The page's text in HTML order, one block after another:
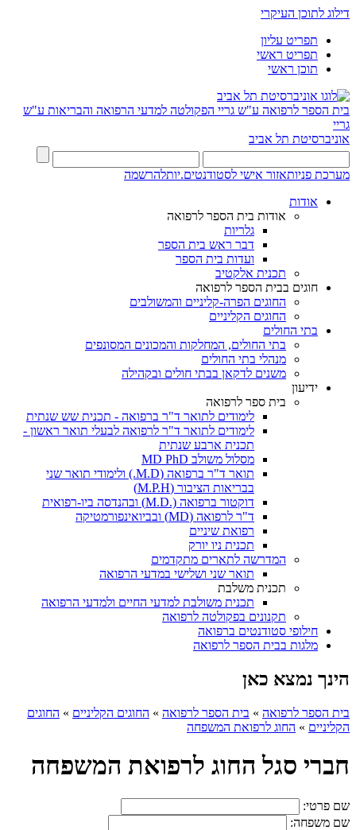
דילוג לתוכן העיקרי
תפריט עליון
תפריט ראשי
תוכן ראשי
בית הספר לרפואה ע"ש גריי הפקולטה למדעי הרפואה והבריאות ע"ש
גריי
אוניברסיטת תל אביב
מערכת פניותאזור אישי לסטודנטים.יותלהרשמה
אודות
אודות בית הספר לרפואה
גלריות
דבר ראש בית הספר
ועדות בית הספר
תכנית אלקטיב
חוגים בבית הספר לרפואה
החוגים הפרה-קליניים והמשולבים
החוגים הקליניים
בתי החולים
בתי החולים, המחלקות והמכונים המסונפים
מנהלי בתי החולים
משנים לדקאן בבתי חולים ובקהילה
ידיעון
בית ספר לרפואה
לימודים לתואר ד"ר ברפואה - תכנית שש שנתית
לימודים לתואר ד"ר לרפואה לבעלי תואר ראשון -
תכנית ארבע שנתית
מסלול משולב MD PhD
תואר ד"ר ברפואה (M.D.) ולימודי תואר שני
בבריאות הציבור (M.P.H)
דוקטור ברפואה (.M.D) ובהנדסה ביו-רפואית
ד"ר לרפואה (MD) ובביואינפורמטיקה
רפואת שיניים
תכנית ניו יורק
המדרשה לתארים מתקדמים
תואר שני ושלישי במדעי הרפואה
תכנית משלבת
תכנית משולבת למדעי החיים ולמדעי הרפואה
תקנונים בפקולטה לרפואה
חילופי סטודנטים ברפואה
מלגות בבית הספר לרפואה
הינך נמצא כאן
בית הספר לרפואה » בית הספר לרפואה » החוגים הקליניים » החוגים
הקליניים » החוג לרפואת המשפחה
חברי סגל החוג לרפואת המשפחה
שם פרטי:
שם משפחה: